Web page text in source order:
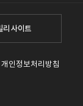
리 사이트
개인정보처리방침